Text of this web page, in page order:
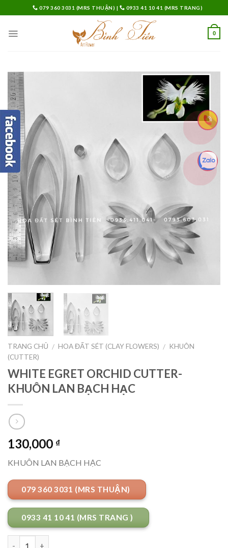
to
content
079 360 3031 (MRS THUẬN) | 0933 41 10 41 (MRS TRANG)
0
TRANG CHỦ / HOA ĐẤT SÉT (CLAY FLOWERS) / KHUÔN
(CUTTER)
WHITE EGRET ORCHID CUTTER-
KHUÔN LAN BẠCH HẠC
130,000 ₫
KHUÔN LAN BẠCH HẠC
079 360 3031 (MRS THUẬN)
0933 41 10 41 (MRS TRANG )